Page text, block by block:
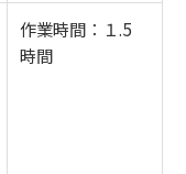
作業時間：１.5
時間